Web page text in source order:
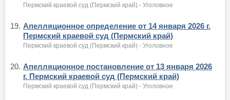
Пермский краевой суд (Пермский край) - Уголовное
19. Апелляционное определение от 14 января 2026 г.
Пермский краевой суд (Пермский край)
Пермский краевой суд (Пермский край) - Уголовное
20. Апелляционное постановление от 13 января 2026
г. Пермский краевой суд (Пермский край)
Пермский краевой суд (Пермский край) - Уголовное